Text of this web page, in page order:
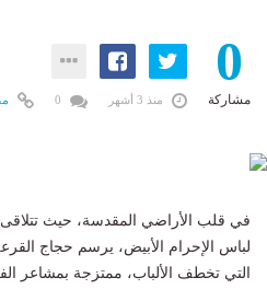
0
مشاركة منذ 3 أشهر
في قلب الأراضي المقدسة، حيث
لباس الإحرام الأبيض، يرسم حجاج
التي تخطف الألباب، ممتزجة بمشاعر